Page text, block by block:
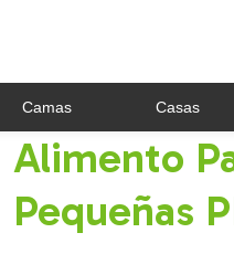
Camas Casas
Alimento
Pequeñas